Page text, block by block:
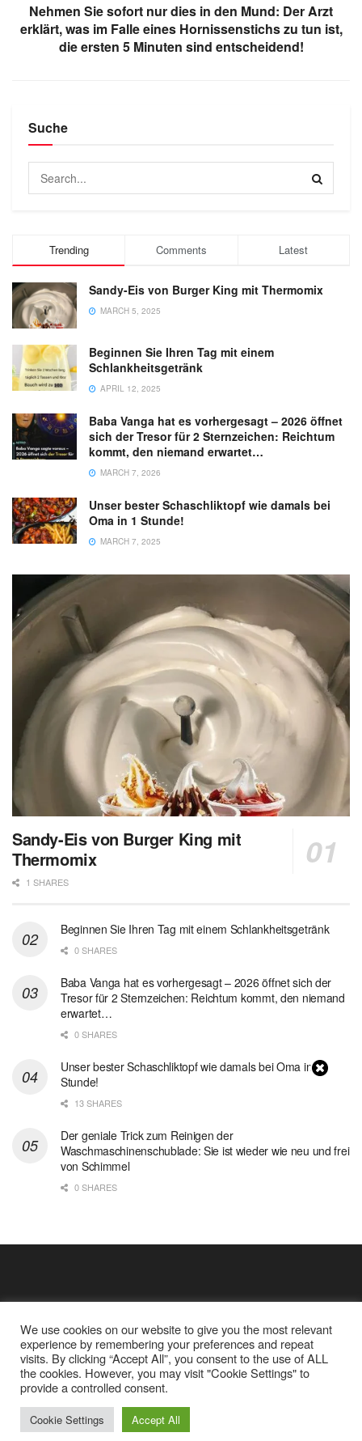
Nehmen Sie sofort nur dies in den Mund: Der Arzt
erklärt, was im Falle eines Hornissenstichs zu tun ist,
die ersten 5 Minuten sind entscheidend!
Suche
Trending Comments Latest
Sandy-Eis von Burger King mit Thermomix
MARCH 5, 2025
Beginnen Sie Ihren Tag mit einem
Schlankheitsgetränk
APRIL 12, 2025
Baba Vanga hat es vorhergesagt – 2026 öffnet
sich der Tresor für 2 Sternzeichen: Reichtum
kommt, den niemand erwartet…
MARCH 7, 2026
Unser bester Schaschliktopf wie damals bei
Oma in 1 Stunde!
MARCH 7, 2025
Sandy-Eis von Burger King mit
Thermomix
1 SHARES
Beginnen Sie Ihren Tag mit einem Schlankheitsgetränk
0 SHARES
Baba Vanga hat es vorhergesagt – 2026 öffnet sich der
Tresor für 2 Sternzeichen: Reichtum kommt, den niemand
erwartet…
0 SHARES
Unser bester Schaschliktopf wie damals bei Oma in 1
Stunde!
13 SHARES
Der geniale Trick zum Reinigen der
Waschmaschinenschublade: Sie ist wieder wie neu und frei
von Schimmel
0 SHARES
Cookie Policy
Datenschutz
Google Analytics und Cookie Dateien
© 2025Einfache Rezept
We use cookies on our website to give you the most relevant
experience by remembering your preferences and repeat
visits. By clicking “Accept All”, you consent to the use of ALL
the cookies. However, you may visit "Cookie Settings" to
provide a controlled consent.
Cookie Settings Accept All